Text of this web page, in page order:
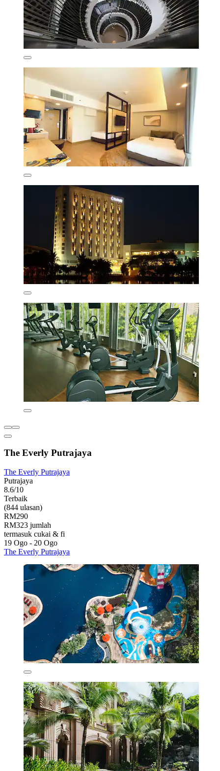
The Everly Putrajaya
The Everly Putrajaya
Putrajaya
8.6/10
Terbaik
(844 ulasan)
RM290
RM323 jumlah
termasuk cukai & fi
19 Ogo - 20 Ogo
The Everly Putrajaya